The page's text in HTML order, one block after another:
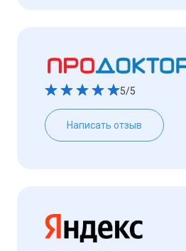
5/5
Написать отзыв